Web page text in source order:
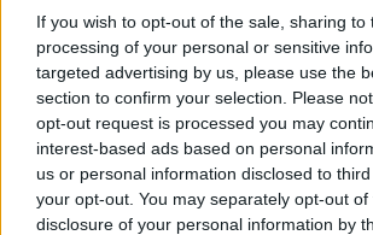
If you wish to opt-out of the sale, sharing to
processing of your personal or sensitive
targeted advertising by us, please use the
section to confirm your selection. Please
opt-out request is processed you may
interest-based ads based on personal
us or personal information disclosed to
your opt-out. You may separately opt-out
disclosure of your personal information by
Walnuss-Brownies
Schokoladen-Brownies ohne
Leicht